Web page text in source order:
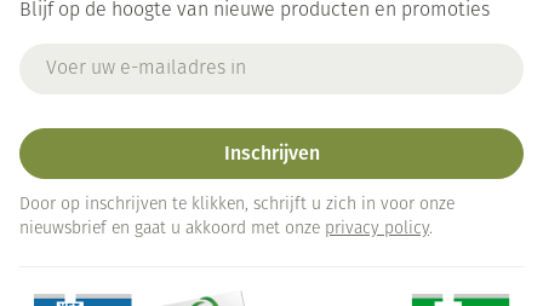
Blijf op de hoogte van nieuwe producten en promoties
Inschrijven
Door op inschrijven te klikken, schrijft u zich in voor onze
nieuwsbrief en gaat u akkoord met onze privacy policy.